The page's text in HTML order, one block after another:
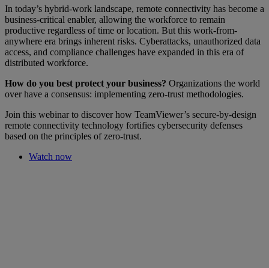
In today’s hybrid-work landscape, remote connectivity has become a
business-critical enabler, allowing the workforce to remain
productive regardless of time or location. But this work-from-
anywhere era brings inherent risks. Cyberattacks, unauthorized data
access, and compliance challenges have expanded in this era of
distributed workforce.
How do you best protect your business? Organizations the world
over have a consensus: implementing zero-trust methodologies.
Join this webinar to discover how TeamViewer’s secure-by-design
remote connectivity technology fortifies cybersecurity defenses
based on the principles of zero-trust.
Watch now